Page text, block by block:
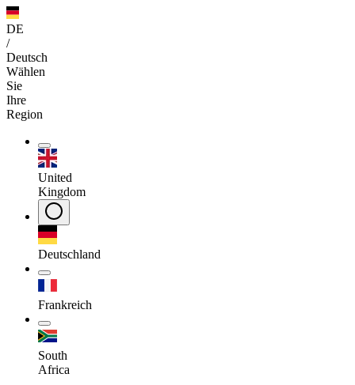
DE
/
Deutsch
Wählen
Sie
Ihre
Region
United
Kingdom
Deutschland
Frankreich
South
Africa